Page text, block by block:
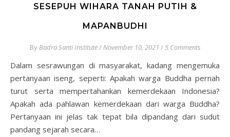
SESEPUH WIHARA TANAH PUTIH &
MAPANBUDHI
ByBadra Santi Institute/November 10, 2021 /5 Comments
Dalam sesrawungan di masyarakat, kadang mengemuka
pertanyaan iseng, seperti: Apakah warga Buddha pernah
turut serta mempertahankan kemerdekaan Indonesia?
Apakah ada pahlawan kemerdekaan dari warga Buddha?
Pertanyaan ini jelas tak tepat bila dipandang dari sudut
pandang sejarah secara…